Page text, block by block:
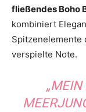
fließendes Boho
kombiniert
Spitzenelemente
verspielte Note.
„MEIN